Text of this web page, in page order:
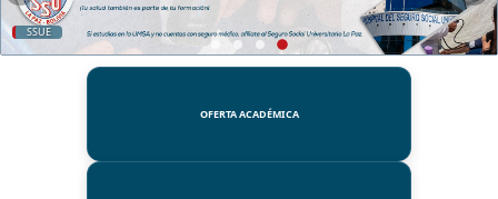
UMSA
OFERTA ACADÉMICA